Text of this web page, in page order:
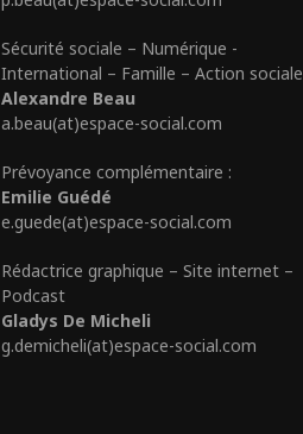
Sécurité sociale – Numérique -
International – Famille – Action sociale
Alexandre Beau
a.beau(at)espace-social.com
Prévoyance complémentaire :
Emilie Guédé
e.guede(at)espace-social.com
Rédactrice graphique – Site internet –
Podcast
Gladys De Micheli
g.demicheli(at)espace-social.com